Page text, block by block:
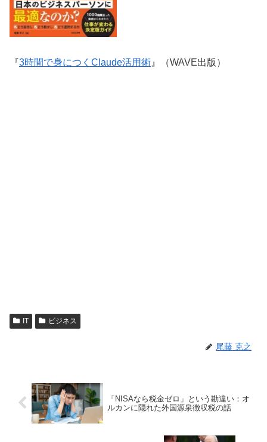
『3時間で身につくClaude活用術 』（WAVE出版）
IT ビジネス
尾藤 克之
「NISAなら税金ゼロ」という勘違い：オ
ルカンに隠れた外国源泉徴収税の話